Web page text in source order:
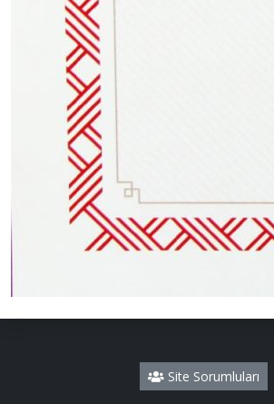
Site Sorumluları